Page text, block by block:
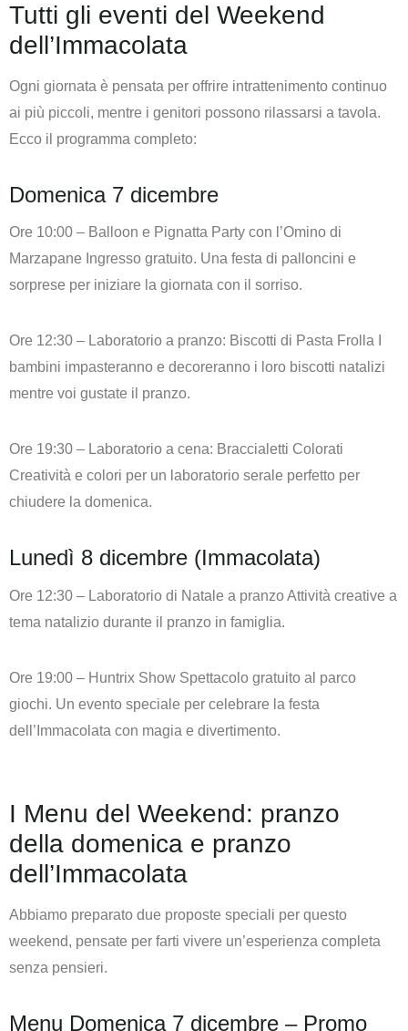
Tutti gli eventi del Weekend
dell’Immacolata
Ogni giornata è pensata per offrire intrattenimento continuo
ai più piccoli, mentre i genitori possono rilassarsi a tavola.
Ecco il programma completo:
Domenica 7 dicembre
Ore 10:00 – Balloon e Pignatta Party con l’Omino di
Marzapane Ingresso gratuito. Una festa di palloncini e
sorprese per iniziare la giornata con il sorriso.
Ore 12:30 – Laboratorio a pranzo: Biscotti di Pasta Frolla
bambini impasteranno e decoreranno i loro biscotti natalizi
mentre voi gustate il pranzo.
Ore 19:30 – Laboratorio a cena: Braccialetti Colorati
Creatività e colori per un laboratorio serale perfetto per
chiudere la domenica.
Lunedì 8 dicembre (Immacolata)
Ore 12:30 – Laboratorio di Natale a pranzoAttività creative a
tema natalizio durante il pranzo in famiglia.
Ore 19:00 – Huntrix Show Spettacolo gratuito al parco
giochi. Un evento speciale per celebrare la festa
dell’Immacolata con magia e divertimento.
I Menu del Weekend: pranzo
della domenica e pranzo
dell’Immacolata
Abbiamo preparato due proposte speciali per questo
weekend, pensate per farti vivere un’esperienza completa
senza pensieri.
Menu Domenica 7 dicembre – Promo